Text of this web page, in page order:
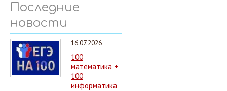
Последние
новости
16.07.2026
100
математика +
100
информатика